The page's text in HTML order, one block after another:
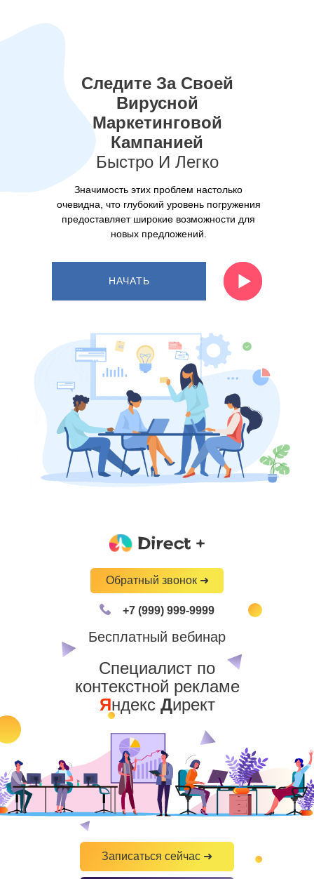
Следите За Своей
Вирусной
Маркетинговой
Кампанией
Быстро И Легко
Значимость этих проблем настолько
очевидна, что глубокий уровень погружения
предоставляет широкие возможности для
новых предложений.
НАЧАТЬ
+7 (999) 999-9999
Обратный звонок ➜
Бесплатный вебинар
Специалист по
контекстной рекламе
Яндекс Директ
Записаться сейчас ➜